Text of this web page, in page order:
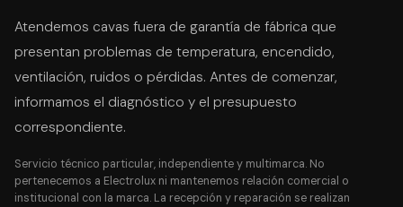
Atendemos cavas fuera de garantía de fábrica que
presentan problemas de temperatura, encendido,
ventilación, ruidos o pérdidas. Antes de comenzar,
informamos el diagnóstico y el presupuesto
correspondiente.
Servicio técnico particular, independiente y multimarca. No
pertenecemos a Electrolux ni mantenemos relación comercial o
institucional con la marca. La recepción y reparación se realizan